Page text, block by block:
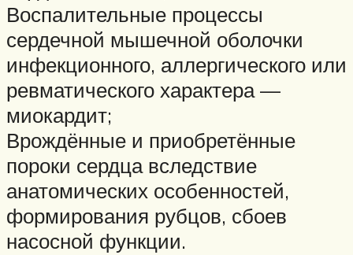
Воспалительные процессы
сердечной мышечной оболочки
инфекционного, аллергического или
ревматического характера —
миокардит;
Врождённые и приобретённые
пороки сердца вследствие
анатомических особенностей,
формирования рубцов, сбоев
насосной функции.